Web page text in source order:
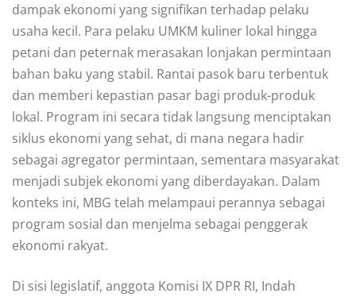
dampak ekonomi yang signifikan terhadap pelaku
usaha kecil. Para pelaku UMKM kuliner lokal hingga
petani dan peternak merasakan lonjakan permintaan
bahan baku yang stabil. Rantai pasok baru terbentuk
dan memberi kepastian pasar bagi produk-produk
lokal. Program ini secara tidak langsung menciptakan
siklus ekonomi yang sehat, di mana negara hadir
sebagai agregator permintaan, sementara masyarakat
menjadi subjek ekonomi yang diberdayakan. Dalam
konteks ini, MBG telah melampaui perannya sebagai
program sosial dan menjelma sebagai penggerak
ekonomi rakyat.
Di sisi legislatif, anggota Komisi IX DPR RI, Indah